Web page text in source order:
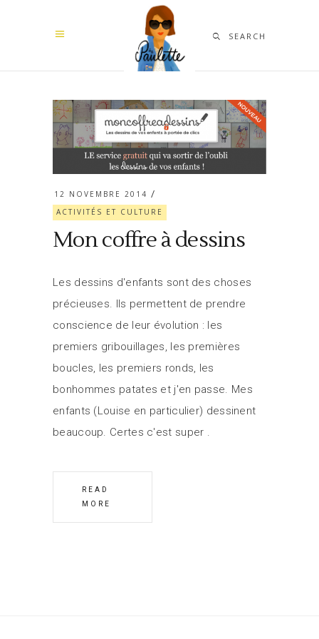
SEARCH
12 NOVEMBRE 2014
ACTIVITÉS ET CULTURE
Mon coffre à dessins
Les dessins d'enfants sont des choses
précieuses. Ils permettent de prendre
conscience de leur évolution : les
premiers gribouillages, les premières
boucles, les premiers ronds, les
bonhommes patates et j'en passe. Mes
enfants (Louise en particulier) dessinent
beaucoup. Certes c'est super
READ
MORE